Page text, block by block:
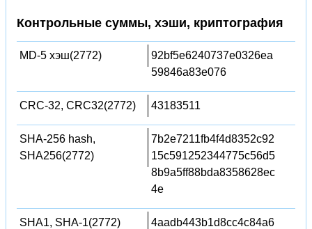
Контрольные суммы, хэши, криптография
MD-5 хэш(2772)
92bf5e6240737e0326ea
59846a83e076
CRC-32, CRC32(2772) 43183511
SHA-256 hash,
SHA256(2772)
7b2e7211fb4f4d8352c92
15c591252344775c56d5
8b9a5ff88bda8358628ec
4e
SHA1, SHA-1(2772)
4aadb443b1d8cc4c84a6